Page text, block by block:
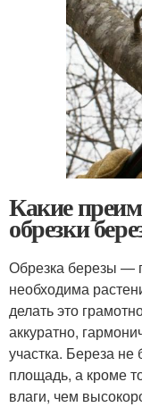
Какие
обрезки
Обрезка березы —
необходима
делать это
аккуратно,
участка. Береза не
площадь, а кроме
влаги, чем